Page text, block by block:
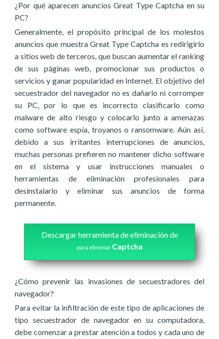
¿Por qué aparecen anuncios Great Type Captcha en su
PC?
Generalmente, el propósito principal de los molestos
anuncios que muestra Great Type Captcha es redirigirlo
a sitios web de terceros, que buscan aumentar el ranking
de sus páginas web, promocionar sus productos o
servicios y ganar popularidad en Internet. El objetivo del
secuestrador del navegador no es dañarlo ni corromper
su PC, por lo que es incorrecto clasificarlo como
malware de alto riesgo y colocarlo junto a amenazas
como software espía, troyanos o ransomware. Aún así,
debido a sus irritantes interrupciones de anuncios,
muchas personas prefieren no mantener dicho software
en el sistema y usar instrucciones manuales o
herramientas de eliminación profesionales para
desinstalarlo y eliminar sus anuncios de forma
permanente.
Descargar herramienta de eliminación de
para eliminar Captcha
¿Cómo prevenir las invasiones de secuestradores del
navegador?
Para evitar la infiltración de este tipo de aplicaciones de
tipo secuestrador de navegador en su computadora,
debe comenzar a prestar atención a todos y cada uno de